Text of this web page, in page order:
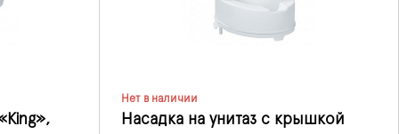
Нет в наличии
Насадка на унитаз с крышкой